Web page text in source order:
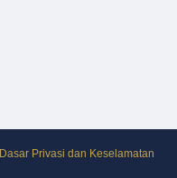
Dasar Privasi dan Keselamatan